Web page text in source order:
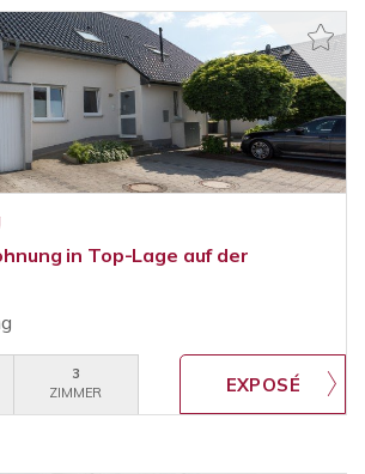
in Top-Lage auf der
3
ZIMMER